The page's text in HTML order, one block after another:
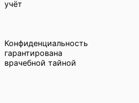
учёт
Конфиденциальность
гарантирована
врачебной тайной